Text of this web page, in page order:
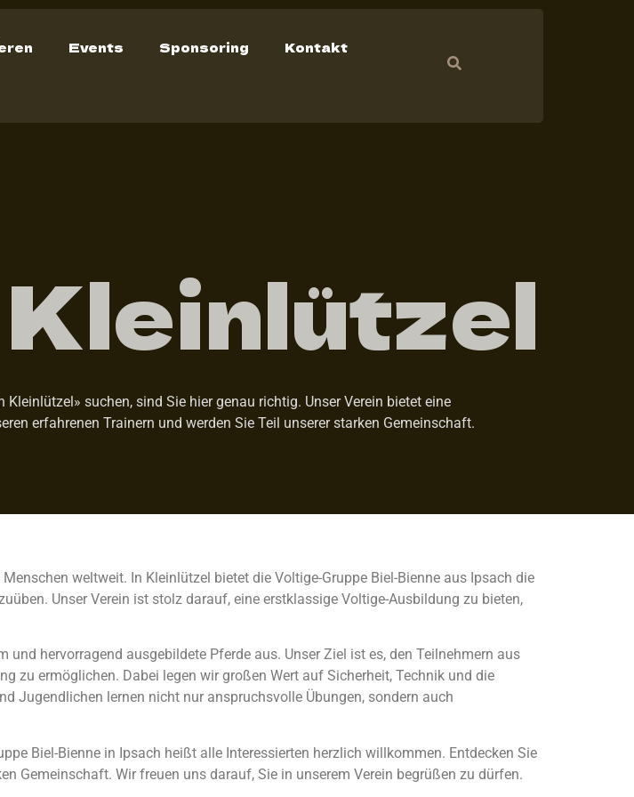
Events Sponsoring Kontakt
suchen, sind Sie hier genau richtig. Unser Verein bietet eine
erfahrenen Trainern und werden Sie Teil unserer starken Gemeinschaft.
weltweit. In Kleinlützel bietet die Voltige-Gruppe Biel-Bienne aus Ipsach die
Unser Verein ist stolz darauf, eine erstklassige Voltige-Ausbildung zu bieten,
hervorragend ausgebildete Pferde aus. Unser Ziel ist es, den Teilnehmern aus
zu ermöglichen. Dabei legen wir großen Wert auf Sicherheit, Technik und die
Jugendlichen lernen nicht nur anspruchsvolle Übungen, sondern auch
Biel-Bienne in Ipsach heißt alle Interessierten herzlich willkommen. Entdecken Sie
Gemeinschaft. Wir freuen uns darauf, Sie in unserem Verein begrüßen zu dürfen.